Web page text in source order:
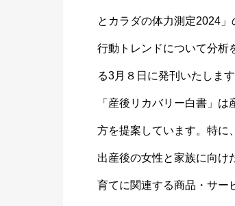
とカラダの体力測定2024
行動トレンドについて分
る3月８日に発刊いたします
「産後リカバリー白書」
方を提案しています。特に
出産後の女性と家族に向け
育てに関連する商品・サー